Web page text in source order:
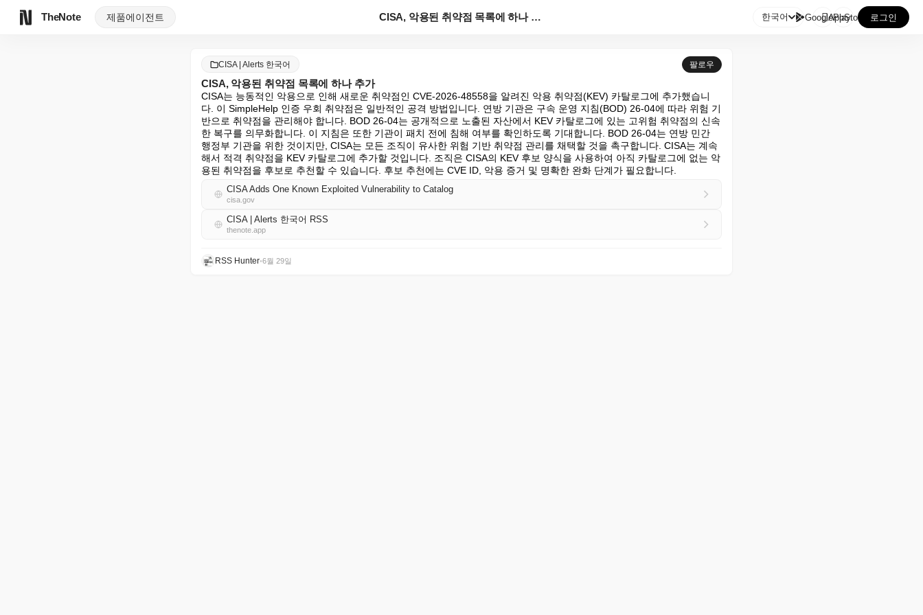
TheNote 제품에이전트 CISA, 악용된 취약점 목록에 하나 추가 한국어 GooglePlay
AppStore 로그인
CISA | Alerts 한국어 팔로우
CISA, 악용된 취약점 목록에 하나 추가
CISA는 능동적인 악용으로 인해 새로운 취약점인 CVE-2026-48558을 알려진 악용 취약점(KEV) 카탈로그에 추가했습니
다. 이 SimpleHelp 인증 우회 취약점은 일반적인 공격 방법입니다. 연방 기관은 구속 운영 지침(BOD) 26-04에 따라 위험 기
반으로 취약점을 관리해야 합니다. BOD 26-04는 공개적으로 노출된 자산에서 KEV 카탈로그에 있는 고위험 취약점의 신속
한 복구를 의무화합니다. 이 지침은 또한 기관이 패치 전에 침해 여부를 확인하도록 기대합니다. BOD 26-04는 연방 민간
행정부 기관을 위한 것이지만, CISA는 모든 조직이 유사한 위험 기반 취약점 관리를 채택할 것을 촉구합니다. CISA는 계속
해서 적격 취약점을 KEV 카탈로그에 추가할 것입니다. 조직은 CISA의 KEV 후보 양식을 사용하여 아직 카탈로그에 없는 악
용된 취약점을 후보로 추천할 수 있습니다. 후보 추천에는 CVE ID, 악용 증거 및 명확한 완화 단계가 필요합니다.
CISA Adds One Known Exploited Vulnerability to Catalog
cisa.gov
CISA | Alerts 한국어 RSS
thenote.app
RSS Hunter•6월 29일